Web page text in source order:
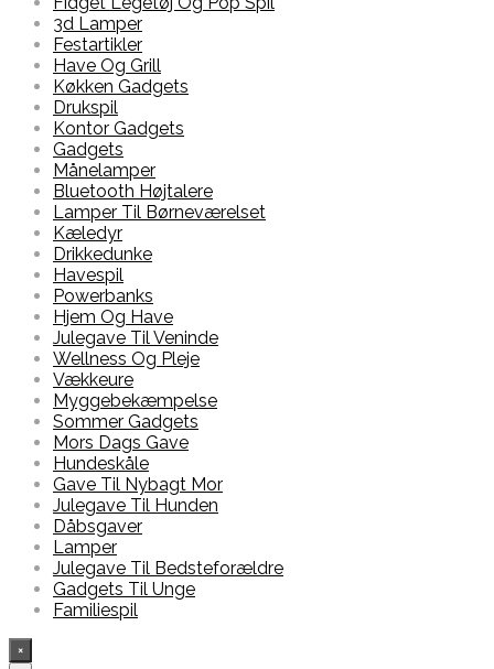
3d Lamper
Festartikler
Have Og Grill
Køkken Gadgets
Drukspil
Kontor Gadgets
Gadgets
Månelamper
Bluetooth Højtalere
Lamper Til Børneværelset
Kæledyr
Drikkedunke
Havespil
Powerbanks
Hjem Og Have
Julegave Til Veninde
Wellness Og Pleje
Vækkeure
Myggebekæmpelse
Sommer Gadgets
Mors Dags Gave
Hundeskåle
Gave Til Nybagt Mor
Julegave Til Hunden
Dåbsgaver
Lamper
Julegave Til Bedsteforældre
Gadgets Til Unge
Familiespil
×